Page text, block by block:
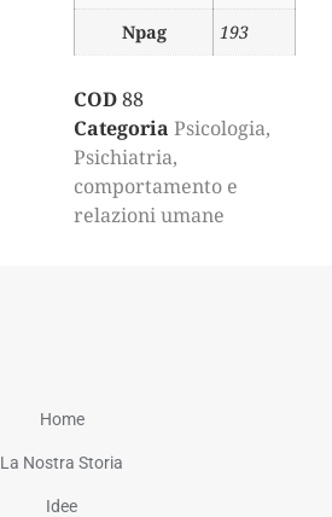
Npag
193
COD88
Categoria Psicologia,
Psichiatria,
comportamento e
relazioni umane
Home
La Nostra Storia
Idee